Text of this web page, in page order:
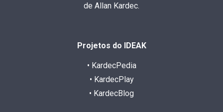
de Allan Kardec.
Projetos do IDEAK
• KardecPedia
• KardecPlay
• KardecBlog